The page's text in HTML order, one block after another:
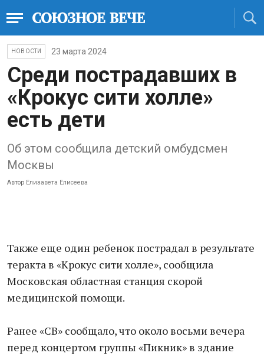
НОВОСТИ 23 марта 2024
Среди пострадавших в
«Крокус сити холле»
есть дети
Об этом сообщила детский омбудсмен
Москвы
Автор Елизавета Елисеева
Также еще один ребенок пострадал в результате
теракта в «Крокус сити холле», сообщила
Московская областная станция скорой
медицинской помощи.
Ранее «СВ» сообщало, что около восьми вечера
перед концертом группы «Пикник» в здание